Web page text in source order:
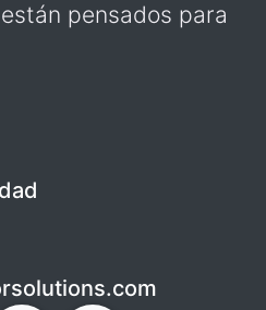
pensados para